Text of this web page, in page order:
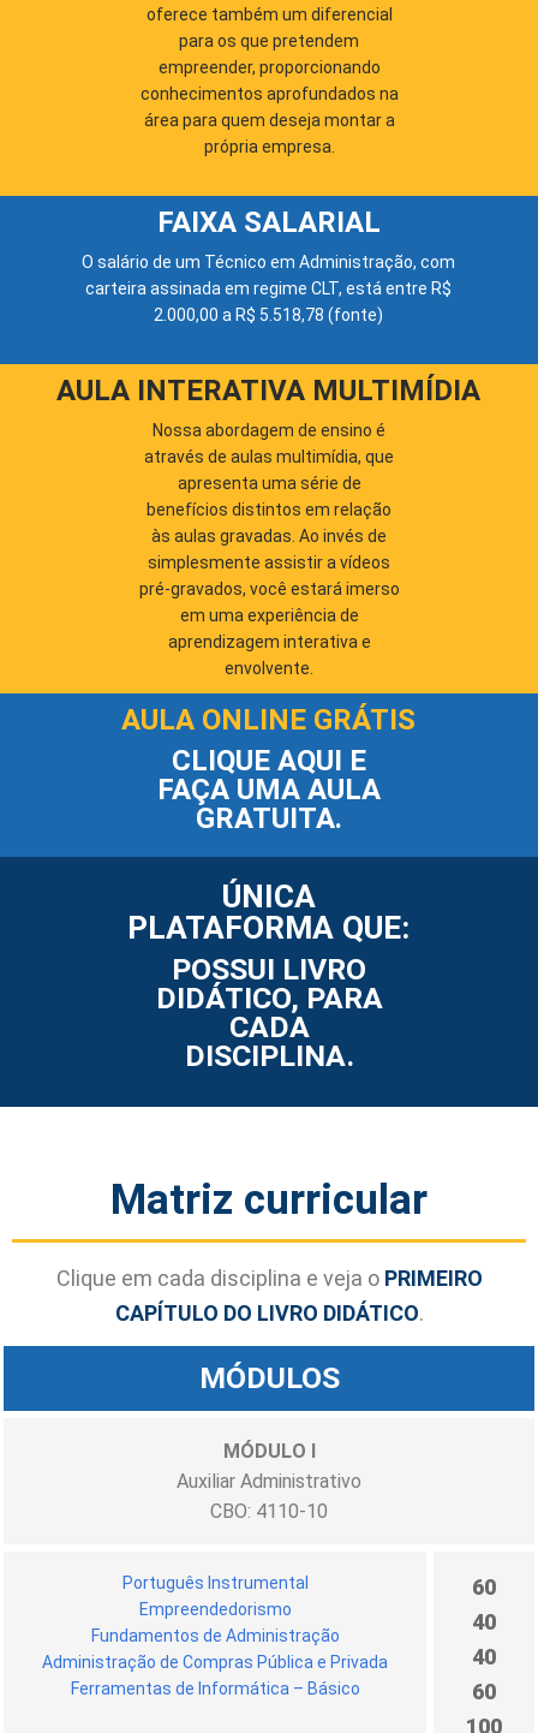
oferece também um diferencial
para os que pretendem
empreender, proporcionando
conhecimentos aprofundados na
área para quem deseja montar a
própria empresa.
FAIXA SALARIAL
O salário de um Técnico em Administração, com
carteira assinada em regime CLT, está entre R$
2.000,00 a R$ 5.518,78 (fonte)
AULA INTERATIVA MULTIMÍDIA
Nossa abordagem de ensino é
através de aulas multimídia, que
apresenta uma série de
benefícios distintos em relação
às aulas gravadas. Ao invés de
simplesmente assistir a vídeos
pré-gravados, você estará imerso
em uma experiência de
aprendizagem interativa e
envolvente.
AULA ONLINE GRÁTIS
CLIQUE AQUI E
FAÇA UMA AULA
GRATUITA.
ÚNICA
PLATAFORMA QUE:
POSSUI LIVRO
DIDÁTICO, PARA
CADA
DISCIPLINA.
Matriz curricular
Clique em cada disciplina e veja o PRIMEIRO
CAPÍTULO DO LIVRO DIDÁTICO.
MÓDULOS
MÓDULO I
Auxiliar Administrativo
CBO: 4110-10
Português Instrumental
Empreendedorismo
Fundamentos de Administração
Administração de Compras Pública e Privada
Ferramentas de Informática – Básico
60
40
40
60
100